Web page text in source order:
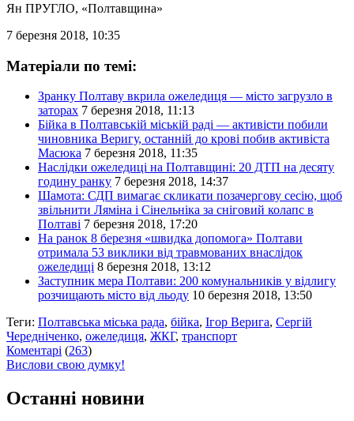
Ян ПРУГЛО, «Полтавщина»
7 березня 2018, 10:35
Матеріали по темі:
Зранку Полтаву вкрила ожеледиця — місто загрузло в
заторах 7 березня 2018, 11:13
Бійка в Полтавській міській раді — активісти побили
чиновника Веригу, останній до крові побив активіста
Масюка 7 березня 2018, 11:35
Наслідки ожеледиці на Полтавщині: 20 ДТП на десяту
годину ранку 7 березня 2018, 14:37
Шамота: СДП вимагає скликати позачергову сесію, щоб
звільнити Ляміна і Сінельніка за сніговий колапс в
Полтаві 7 березня 2018, 17:20
На ранок 8 березня «швидка допомога» Полтави
отримала 53 виклики від травмованих внаслідок
ожеледиці 8 березня 2018, 13:12
Заступник мера Полтави: 200 комунальників у відлигу
розчищають місто від льоду 10 березня 2018, 13:50
Теги: Полтавська міська рада, бійка, Ігор Верига, Сергій
Чередніченко, ожеледиця, ЖКГ, транспорт
Коментарі (263)
Вислови свою думку!
Останні новини